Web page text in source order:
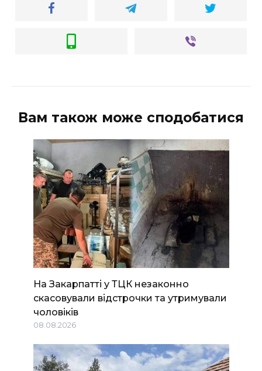
Вам також може сподобатися
На Закарпатті у ТЦК незаконно
скасовували відстрочки та утримували
чоловіків
08.08.2026